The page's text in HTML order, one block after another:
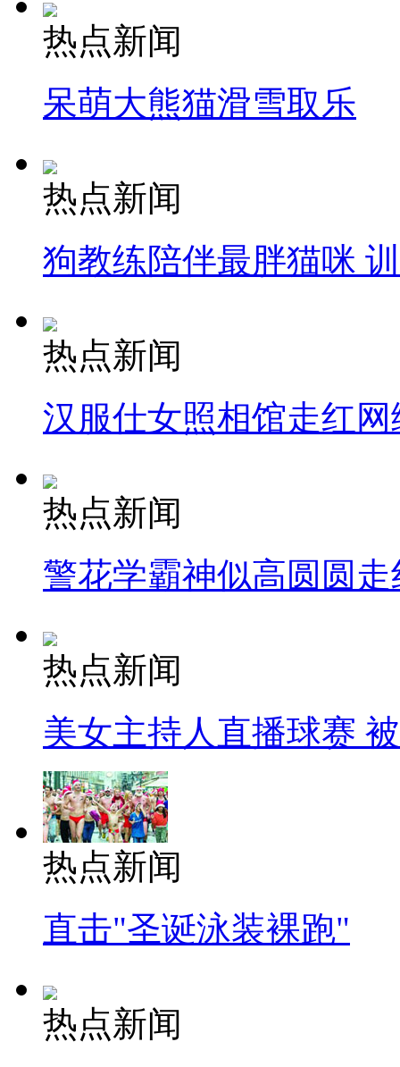
热点新闻
呆萌大熊猫滑雪取乐
热点新闻
狗教练陪伴最胖猫咪
热点新闻
汉服仕女照相馆走红网
热点新闻
警花学霸神似高圆圆走
热点新闻
美女主持人直播球赛
热点新闻
直击"圣诞泳装裸跑"
热点新闻